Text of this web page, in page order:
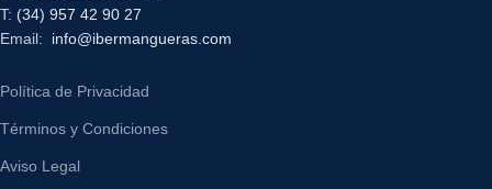
T: (34) 957 42 90 27
Email: info@ibermangueras.com
Política de Privacidad
Términos y Condiciones
Aviso Legal